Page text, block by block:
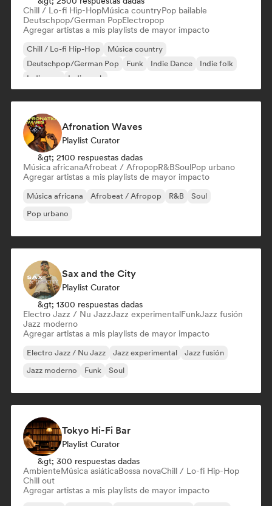
Chill / Lo-fi Hip-HopMúsica countryPop bailable
Deutschpop/German PopElectropop
Agregar artistas a mis playlists de mayor impacto
Chill / Lo-fi Hip-Hop
Música country
Deutschpop/German Pop
Funk Indie Dance
Indie folk
Indie pop
Indie rock
Afronation Waves
Playlist Curator
&gt; 2100 respuestas dadas
Música africanaAfrobeat / AfropopR&BSoulPop urbano
Agregar artistas a mis playlists de mayor impacto
Música africana Afrobeat / Afropop R&B
Soul
Pop urbano
Sax and the City
Playlist Curator
&gt; 1300 respuestas dadas
Electro Jazz / Nu JazzJazz experimentalFunkJazz fusión
Jazz moderno
Agregar artistas a mis playlists de mayor impacto
Electro Jazz / Nu Jazz Jazz experimental
Jazz fusión
Jazz moderno
Funk Soul
Tokyo Hi-Fi Bar
Playlist Curator
&gt; 300 respuestas dadas
AmbienteMúsica asiáticaBossa novaChill / Lo-fi Hip-Hop
Chill out
Agregar artistas a mis playlists de mayor impacto